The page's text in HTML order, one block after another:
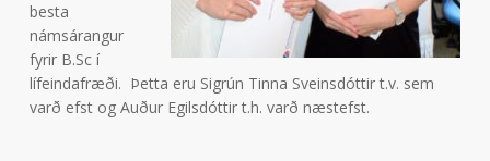
besta
námsárangur
fyrir B.Sc í
lífeindafræði. Þetta eru Sigrún Tinna Sveinsdóttir t.v. sem
varð efst og Auður Egilsdóttir t.h. varð næstefst.